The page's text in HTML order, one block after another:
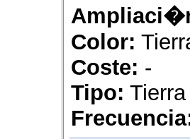
Color:
Coste: -
Tipo: